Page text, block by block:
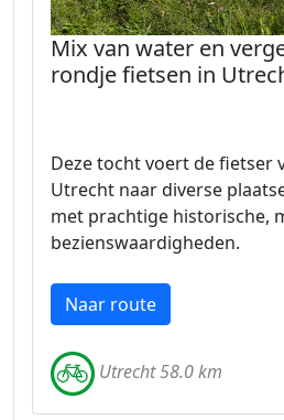
Mix van water en
rondje fietsen in
Deze tocht voert de fietser
Utrecht naar diverse
met prachtige historische,
bezienswaardigheden.
Naar route
Utrecht 58.0 km